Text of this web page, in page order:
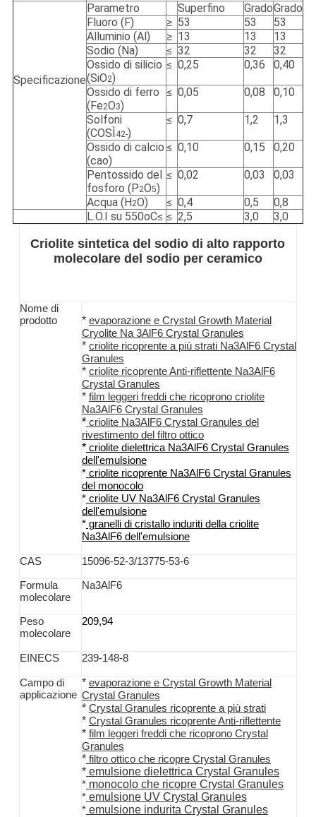
Specificazione
Parametro Superfino GradoGrado
Fluoro (F)
≥ 53 53
53
Alluminio (Al)
≥ 13 13
13
Sodio (Na)
≤ 32 32
32
Ossido di silicio
(SiO2)
≤ 0,25 0,36 0,40
Ossido di ferro
(Fe2O3)
≤ 0,05 0,08 0,10
Solfoni
(COSÌ 42-)
≤ 0,7 1,2 1,3
Ossido di calcio
(cao)
≤ 0,10 0,15 0,20
Pentossido del
fosforo (P2O5)
≤ 0,02 0,03 0,03
Acqua (H 2O) ≤ 0,4 0,5
0,8
L.O.I su 550oC≤ ≤ 2,5 3,0 3,0
Criolite sintetica del sodio di alto rapporto
molecolare del sodio per ceramico
Nome di
prodotto
* evaporazione e Crystal Growth Material
Cryolite Na 3AlF6 Crystal Granules
* criolitericoprente a più strati Na3AlF6Crystal
Granules
* criolitericoprenteAnti-riflettente Na3AlF6
Crystal Granules
* film leggeri freddi che ricoprono criolite
Na3AlF6Crystal Granules
* criolite Na3AlF6Crystal Granules del
rivestimento del filtroottico
* criolitedielettrica Na3AlF6Crystal Granules
dell'emulsione
* criolitericoprente Na3AlF6Crystal Granules
del monocolo
* crioliteUV Na3AlF6Crystal Granules
dell'emulsione
*granelli di cristalloinduriti della criolite
Na3AlF6dell'emulsione
CAS 15096-52-3/13775-53-6
Formula
molecolare
Na3AlF6
Peso
molecolare
209,94
EINECS 239-148-8
Campo di
applicazione
* evaporazione e Crystal Growth Material
Crystal Granules
* Crystal Granules ricoprente a più strati
* Crystal Granules ricoprente Anti-riflettente
* film leggeri freddi che ricoprono Crystal
Granules
*filtro ottico che ricopre Crystal Granules
*emulsione dielettrica Crystal Granules
*monocolo che ricopre Crystal Granules
*emulsione UV Crystal Granules
*emulsione indurita Crystal Granules